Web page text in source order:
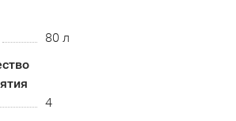
80 л
4